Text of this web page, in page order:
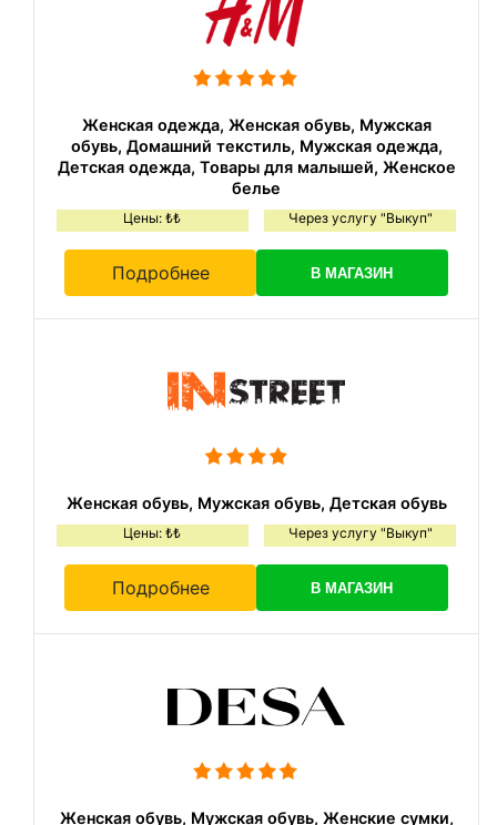
Женская одежда, Женская обувь, Мужская
обувь, Домашний текстиль, Мужская одежда,
Детская одежда, Товары для малышей, Женское
белье
Цены: ₺₺ Через услугу "Выкуп"
Подробнее В МАГАЗИН
Женская обувь, Мужская обувь, Детская обувь
Цены: ₺₺ Через услугу "Выкуп"
Подробнее В МАГАЗИН
Женская обувь, Мужская обувь, Женские сумки,